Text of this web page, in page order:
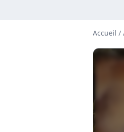
Accueil /